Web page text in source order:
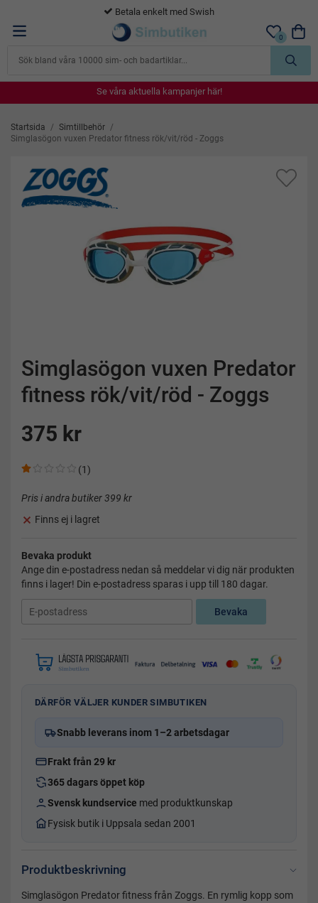
365 dagars öppet köp
0
Se våra aktuella kampanjer här!
Se våra aktuella kampanjer här!
Se våra aktuella kampanjer här!
Se våra aktuella kampanjer här!
Startsida / Simtillbehör /
Simglasögon vuxen Predator fitness rök/vit/röd - Zoggs
Simglasögon vuxen Predator
fitness rök/vit/röd - Zoggs
375 kr
(1)
Pris i andra butiker 399 kr
Finns ej i lagret
Bevaka produkt
Ange din e-postadress nedan så meddelar vi dig när produkten
finns i lager! Din e-postadress sparas i upp till 180 dagar.
Bevaka
DÄRFÖR VÄLJER KUNDER SIMBUTIKEN
Snabb leverans inom 1–2 arbetsdagar
Frakt från 29 kr
365 dagars öppet köp
Svensk kundservice med produktkunskap
Fysisk butik i Uppsala sedan 2001
Produktbeskrivning
Simglasögon Predator fitness från Zoggs. En rymlig kopp som